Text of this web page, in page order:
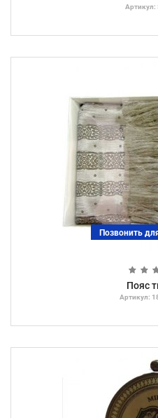
Артикул:
Пояс
Артикул:
Позвонить